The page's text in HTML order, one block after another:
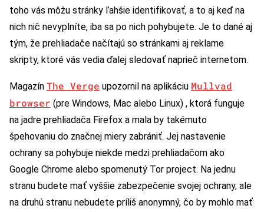
toho vás môžu stránky ľahšie identifikovať, a to aj keď na
nich nič nevyplníte, iba sa po nich pohybujete. Je to dané aj
tým, že prehliadače načítajú so stránkami aj reklame
skripty, ktoré vás vedia ďalej sledovať naprieč internetom.
Magazín The Verge upozornil na aplikáciu Mullvad
browser (pre Windows, Mac alebo Linux) , ktorá funguje
na jadre prehliadača Firefox a mala by takémuto
špehovaniu do značnej miery zabrániť. Jej nastavenie
ochrany sa pohybuje niekde medzi prehliadačom ako
Google Chrome alebo spomenutý Tor project. Na jednu
stranu budete mať vyššie zabezpečenie svojej ochrany, ale
na druhú stranu nebudete príliš anonymný, čo by mohlo mať